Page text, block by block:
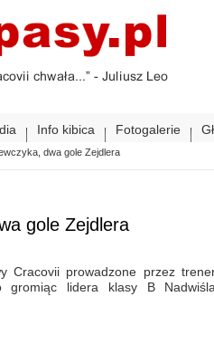
Info kibica Fotogalerie
dwa gole Zejdlera
gole Zejdlera
Cracovii prowadzone przez
gromiąc lidera klasy B